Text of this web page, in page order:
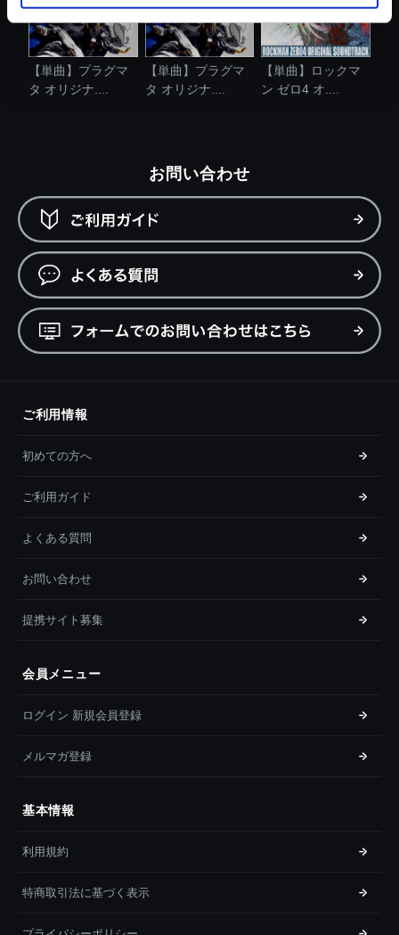
【単曲】プラグマ
タ オリジナ....
【単曲】プラグマ
タ オリジナ....
【単曲】ロックマ
ン ゼロ4 オ....
お問い合わせ
ご利用情報
初めての方へ
ご利用ガイド
よくある質問
お問い合わせ
提携サイト募集
会員メニュー
ログイン 新規会員登録
メルマガ登録
基本情報
利用規約
特商取引法に基づく表示